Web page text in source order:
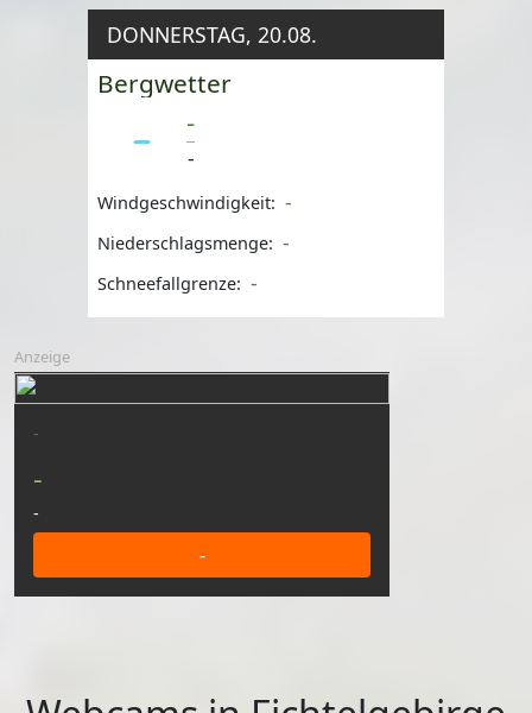
DONNERSTAG, 20.08.
Bergwetter
-
-
Windgeschwindigkeit: -
Niederschlagsmenge: -
Schneefallgrenze: -
Anzeige
-
-
-
-